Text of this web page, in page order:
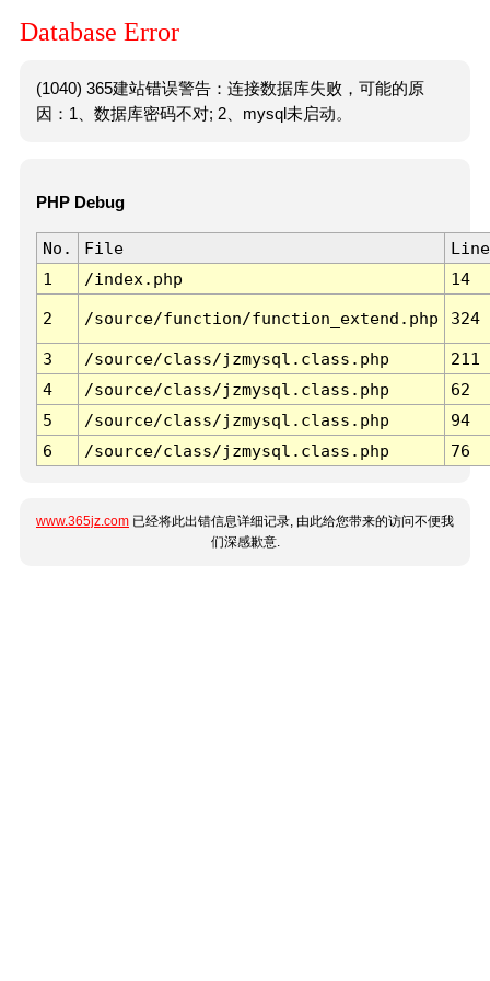
Database Error
(1040) 365建站错误警告：连接数据库失败，可能的原
因：1、数据库密码不对; 2、mysql未启动。
PHP Debug
No. File
Line
1
/index.php 14
2 /source/function/function_extend.php 324
3 /source/class/jzmysql.class.php
211
4
/source/class/jzmysql.class.php
62
5
/source/class/jzmysql.class.php
94
6
/source/class/jzmysql.class.php 76
www.365jz.com 已经将此出错信息详细记录, 由此给您带来的访问不便我
们深感歉意.